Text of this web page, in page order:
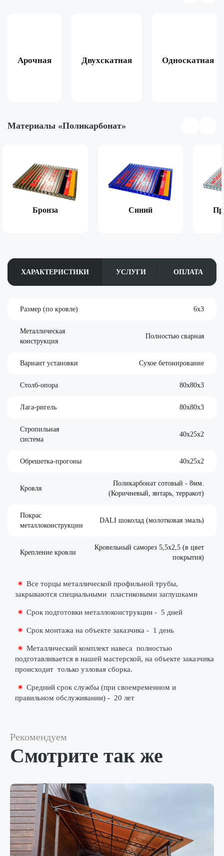
Арочная Двухскатная Односкатная
Материалы «Поликарбонат»
Бронза Синий
ХАРАКТЕРИСТИКИ УСЛУГИ ОПЛАТА
Размер (по кровле) 6х3
Металлическая
конструкция
Полностью сварная
Вариант установки Сухое бетонирование
Столб-опора 80х80х3
Лага-ригель 80х80х3
Стропильная
система
40х25х2
Обрешетка-прогоны 40х25х2
Кровля
Поликарбонат сотовый - 8мм.
(Коричневый, янтарь, терракот)
Покрас
металлоконструкции
DALI шоколад (молотковая эмаль)
Крепление кровли
Кровельный саморез 5,5х2,5 (в цвет
покрытия)
Все торцы металлической профильной трубы,
закрываются специальными пластиковыми заглушками
Срок подготовки металлоконструкции - 5 дней
Срок монтажа на объекте заказчика - 1 день
Металлический комплект навеса полностью
подготавливается в нашей мастерской, на объекте заказчика
происходит только узловая сборка.
Средний срок службы (при своемременном и
правильном обслуживании) - 20 лет
Рекомендуем
Смотрите так же